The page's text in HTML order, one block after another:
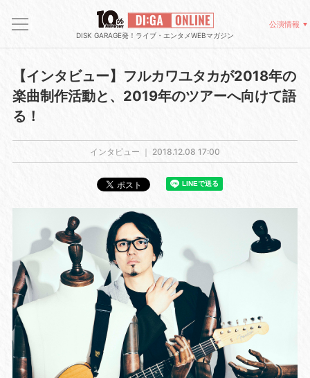
DISK GARAGE発！ライブ・エンタメWEBマガジン
公演情報
【インタビュー】フルカワユタカが2018年の
楽曲制作活動と、2019年のツアーへ向けて語
る！
インタビュー ｜ 2018.12.08 17:00